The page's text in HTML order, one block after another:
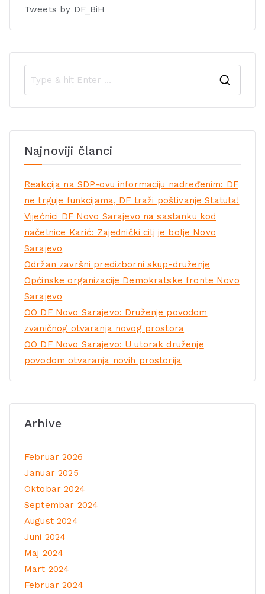
Tweets by DF_BiH
Najnoviji članci
Reakcija na SDP-ovu informaciju nadređenim: DF
ne trguje funkcijama, DF traži poštivanje Statuta!
Vijećnici DF Novo Sarajevo na sastanku kod
načelnice Karić: Zajednički cilj je bolje Novo
Sarajevo
Održan završni predizborni skup-druženje
Općinske organizacije Demokratske fronte Novo
Sarajevo
OO DF Novo Sarajevo: Druženje povodom
zvaničnog otvaranja novog prostora
OO DF Novo Sarajevo: U utorak druženje
povodom otvaranja novih prostorija
Arhive
Februar 2026
Januar 2025
Oktobar 2024
Septembar 2024
August 2024
Juni 2024
Maj 2024
Mart 2024
Februar 2024